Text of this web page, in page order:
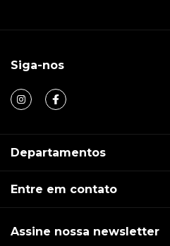
Siga-nos
Departamentos
Entre em contato
Assine nossa newsletter